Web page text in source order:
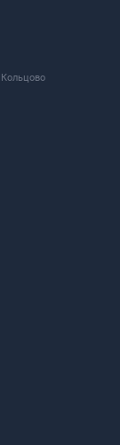
Кольцово